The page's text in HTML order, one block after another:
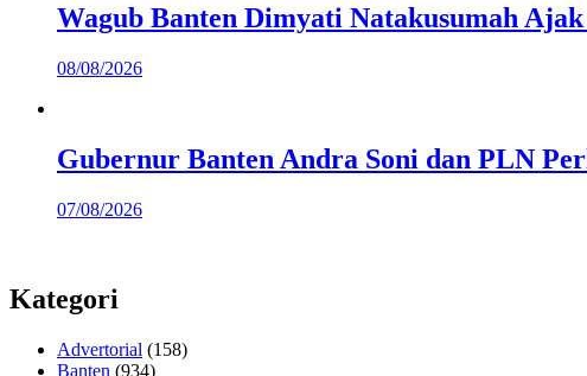
Wagub Banten Dimyati Natakusumah
08/08/2026
Gubernur Banten Andra Soni dan PLN
07/08/2026
Kategori
Advertorial (158)
Banten (934)